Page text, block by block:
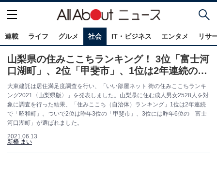
連載 ライフ グルメ 社会 IT・ビジネス エンタメ リサ
山梨県の住みここちランキング！ 3位「富士河
口湖町」、2位「甲斐市」、1位は2年連続の…
大東建託は居住満足度調査を行い、「いい部屋ネット 街の住みここちランキ
ング2021〈山梨県版〉」を発表しました。山梨県に住む成人男女2528人を対
象に調査を行った結果、「住みここち（自治体）ランキング」1位は2年連続
で「昭和町」。ついで2位は昨年3位の「甲斐市」、3位には昨年6位の「富士
河口湖町」が選ばれました。
2021.06.13
新橋 まい